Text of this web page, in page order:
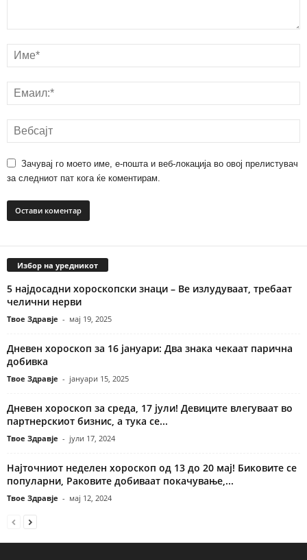
Зачувај го моето име, е-пошта и веб-локација во овој прелистувач
за следниот пат кога ќе коментирам.
Избор на уредникот
5 најдосадни хороскопски знаци – Ве излудуваат, требаат
челични нерви
Твое Здравје - мај 19, 2025
Дневен хороскоп за 16 јануари: Два знака чекаат парична
добивка
Твое Здравје - јануари 15, 2025
Дневен хороскоп за среда, 17 јули! Девиците влегуваат во
партнерскиот бизнис, а тука се...
Твое Здравје - јули 17, 2024
Најточниот неделен хороскоп од 13 до 20 мај! Биковите се
популарни, Раковите добиваат покачување,...
Твое Здравје - мај 12, 2024